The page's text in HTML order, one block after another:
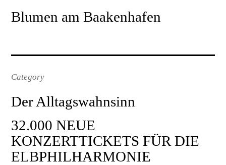
Blumen am Baakenhafen
Category
Der Alltagswahnsinn
32.000 NEUE
KONZERTTICKETS FÜR DIE
ELBPHILHARMONIE